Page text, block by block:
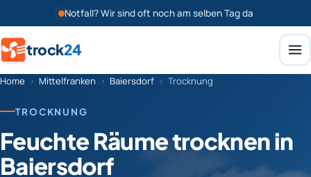
Notfall? Wir sind oft noch am selben Tag da
trock24
Home › Mittelfranken › Baiersdorf › Trocknung
TROCKNUNG
Feuchte Räume trocknen in
Baiersdorf